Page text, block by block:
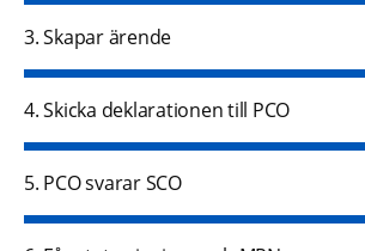
3. Skapar ärende
4. Skicka deklarationen till PCO
5. PCO svarar SCO